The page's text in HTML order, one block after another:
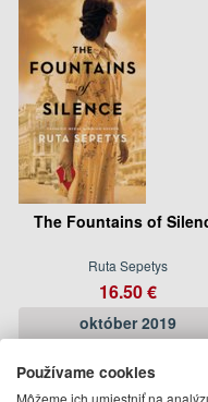
The Fountains of
Ruta Sepetys
16.50 €
október 2019
(predobjednávka)
Používame cookies
Môžeme ich umiestniť na